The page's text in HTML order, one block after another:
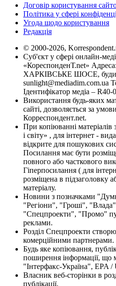
Договір користування
Політика у сфері
Угода щодо користування
Редакція
© 2000-2026,
Суб'єкт у сфері онлайн-
«КореспонденТ.net»
ХАРКІВСЬКЕ ШОСЕ,
sunlight@mediadim.com.ua
Ідентифікатор медіа – R40-
Використання будь-яких
сайті, дозволяється за
Корреспондент.net.
При копіюванні
і світу» , для інтернет -
відкрите для пошукових
Посилання має бути
повного або часткового
Гіперпосилання ( для
розміщена в підзаголовку
матеріалу.
Новини з позначками
"Регіони", "Гроші",
"Спецпроекти", "Промо"
реклами.
Розділ Спецпроекти
комерційними партнерами.
Будь яке копіювання,
поширення інформації, що
"Інтерфакс-Україна", EPA /
Власник веб-сторінки в
публікації.